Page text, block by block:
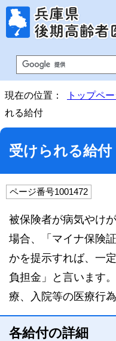
現在の位置： トップペ
れる給付
受けられる給付
ページ番号1001472
被保険者が病気やけ
場合、「マイナ保険
かを提示すれば、一
負担金」と言います
療、入院等の医療行
各給付の詳細